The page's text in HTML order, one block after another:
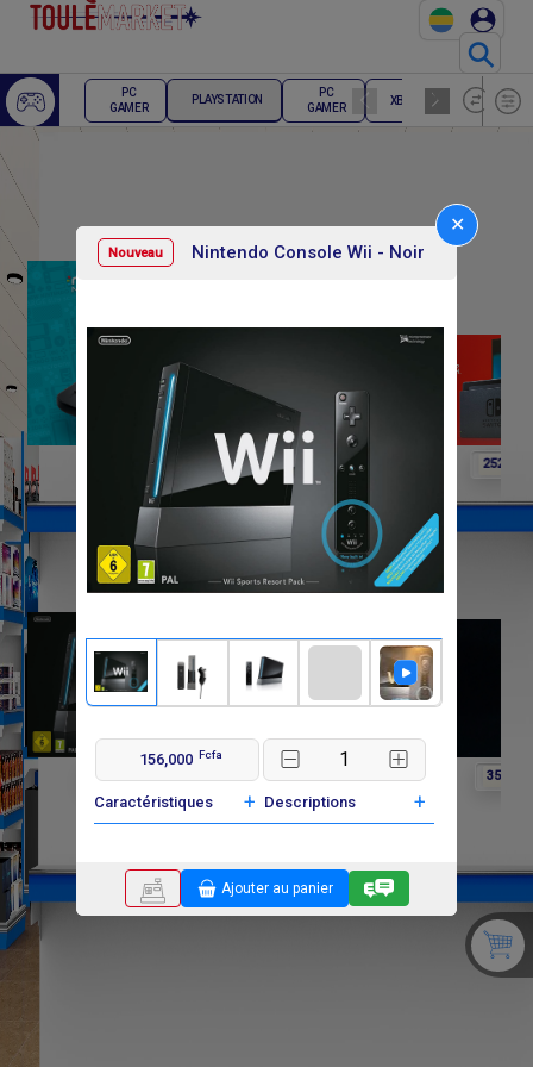
⚲
Nouveau Nintendo Console Wii - Noir
✕
156,000 Fcfa
Caractéristiques + Descriptions +
Ajouter au panier
PC
GAMER
PLAYSTATION
PC
GAMER
XBOX
ECRAN
PC
GAMER
114 000 252 000
156 000 35 000